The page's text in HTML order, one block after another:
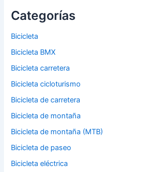
Categorías
Bicicleta
Bicicleta BMX
Bicicleta carretera
Bicicleta cicloturismo
Bicicleta de carretera
Bicicleta de montaña
Bicicleta de montaña (MTB)
Bicicleta de paseo
Bicicleta eléctrica